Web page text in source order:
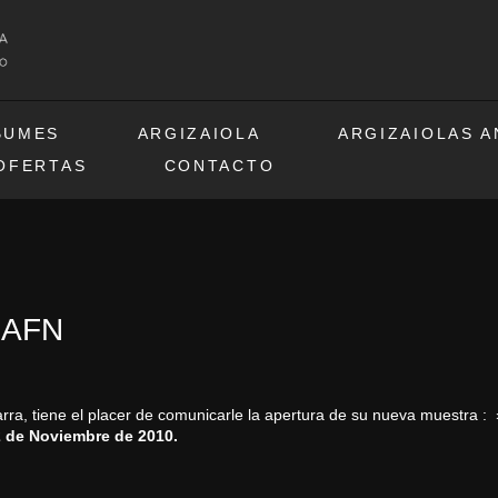
ARGIZAIOLA
ARGIZAIOLAS
CONTACTO
tiene el placer de comunicarle la apertura de su nueva muestra
de Noviembre de 2010.